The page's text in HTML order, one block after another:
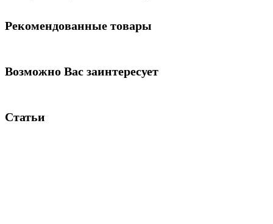
Рекомендованные товары
Возможно Вас заинтересует
Статьи